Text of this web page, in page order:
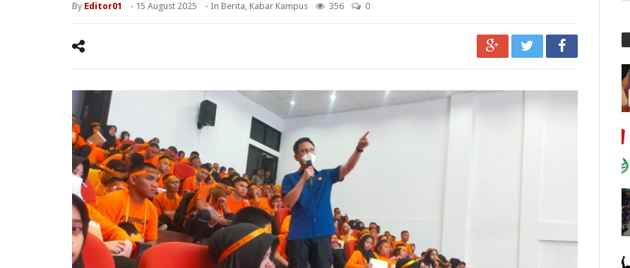
By Editor01 - 15 August 2025 - In Berita, Kabar Kampus 356 0